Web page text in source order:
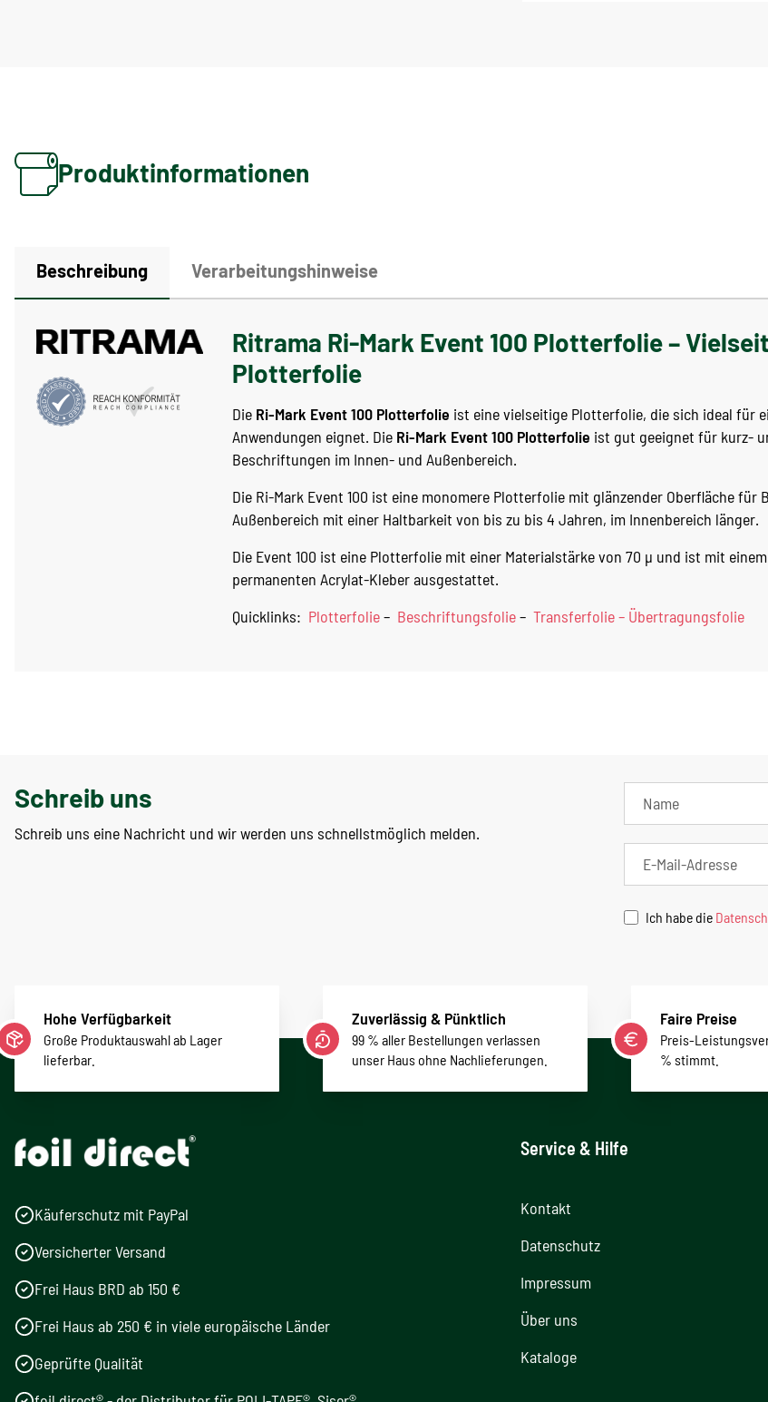
Produktinformationen
Beschreibung Verarbeitungshinweise
Ritrama Ri-Mark Event 100 Plotterfolie –
Plotterfolie
Die Ri-Mark Event 100 Plotterfolie ist eine vielseitige Plotterfolie, die sich ideal für
Anwendungen eignet. Die Ri-Mark Event 100 Plotterfolie ist gut geeignet für kurz-
Beschriftungen im Innen- und Außenbereich.
Die Ri-Mark Event 100 ist eine monomere Plotterfolie mit glänzender Oberfläche für
Außenbereich mit einer Haltbarkeit von bis zu bis 4 Jahren, im Innenbereich länger.
Die Event 100 ist eine Plotterfolie mit einer Materialstärke von 70 µ und ist mit
permanenten Acrylat-Kleber ausgestattet.
Quicklinks: Plotterfolie– Beschriftungsfolie– Transferfolie – Übertragungsfolie
Schreib uns
Schreib uns eine Nachricht und wir werden uns schnellstmöglich melden.
Ich habe die
Hohe Verfügbarkeit
Große Produktauswahl ab Lager
lieferbar.
Zuverlässig & Pünktlich
99 % aller Bestellungen verlassen
unser Haus ohne Nachlieferungen.
Faire Preise
Preis-
% stimmt.
Käuferschutz mit PayPal
Versicherter Versand
Frei Haus BRD ab 150 €
Frei Haus ab 250 € in viele europäische Länder
Geprüfte Qualität
Service & Hilfe
Kontakt
Datenschutz
Impressum
Über uns
Kataloge